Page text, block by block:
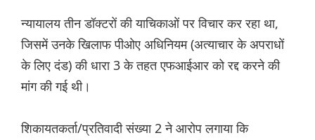
न्यायालय तीन डॉक्टरों की याचिकाओं पर विचार कर रहा था,
जिसमें उनके खिलाफ पीओए अधिनियम (अत्याचार के अपराधों
के लिए दंड) की धारा 3 के तहत एफआईआर को रद्द करने की
मांग की गई थी।
शिकायतकर्ता/प्रतिवादी संख्या 2 ने आरोप लगाया कि